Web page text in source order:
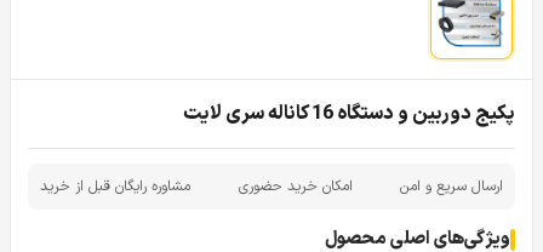
پکیج دوربین و دستگاه 16 کاناله سری لایت
ارسال سریع و امن امکان خرید حضوری مشاوره رایگان قبل از خرید
ویژگی‌های اصلی محصول